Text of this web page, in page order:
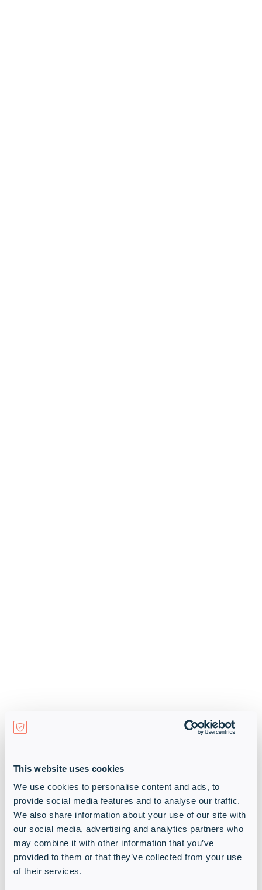
This website uses cookies
We use cookies to personalise content and ads, to
provide social media features and to analyse our traffic.
We also share information about your use of our site with
our social media, advertising and analytics partners who
may combine it with other information that you’ve
provided to them or that they’ve collected from your use
of their services.